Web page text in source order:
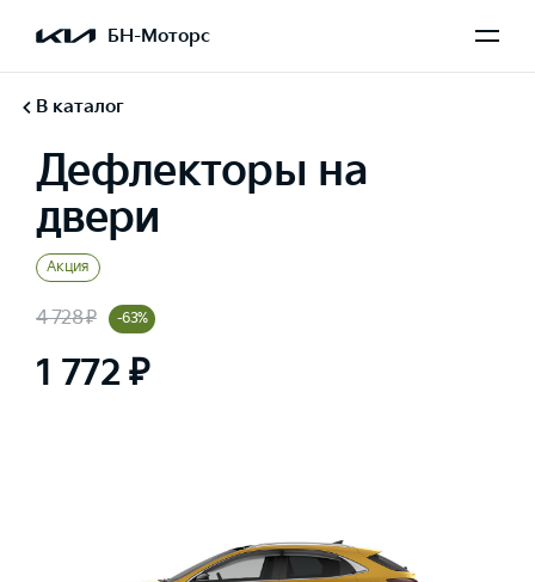
БН-Моторс
В каталог
Дефлекторы на
двери
Акция
4 728 ₽ -63%
1 772 ₽